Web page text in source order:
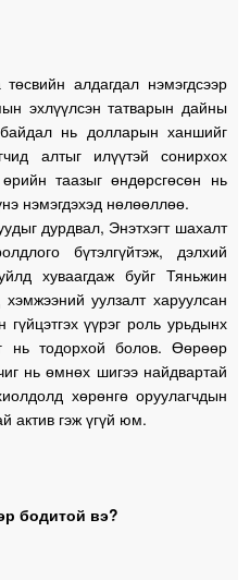
алдагдал нэмэгдсээр
эхлүүлсэн татварын дайны
нь долларын ханшийг
алтыг илүүтэй сонирхох
таазыг өндөрсгөсөн нь
нэмэгдэхэд нөлөөллөө.
дурдвал, Энэтхэгт шахалт
бүтэлгүйтэж, дэлхий
хуваагдаж буйг Тяньжин
уулзалт харуулсан
үүрэг роль урьдынх
нь тодорхой болов. Өөрөөр
нь өмнөх шигээ найдвартай
хөрөнгө оруулагчдын
актив гэж үгүй юм.
бодитой вэ?